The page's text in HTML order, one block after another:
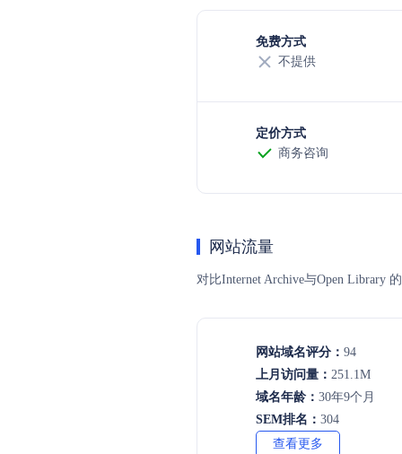
免费方式
不提供
定价方式
商务咨询
网站流量
对比Internet Archive与Open Library
网站域名评分： 94
上月访问量： 251.1M
域名年龄： 30年9个月
SEM排名： 304
查看更多